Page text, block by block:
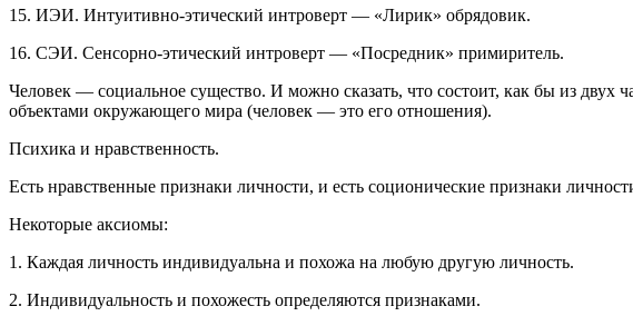
15. ИЭИ. Интуитивно-этический интроверт — «Лирик» обрядовик.
16. СЭИ. Сенсорно-этический интроверт — «Посредник» примиритель.
Человек — социальное существо. И можно сказать, что состоит, как бы из
объектами окружающего мира (человек — это его отношения).
Психика и нравственность.
Есть нравственные признаки личности, и есть соционические признаки
Некоторые аксиомы:
1. Каждая личность индивидуальна и похожа на любую другую личность.
2. Индивидуальность и похожесть определяются признаками.